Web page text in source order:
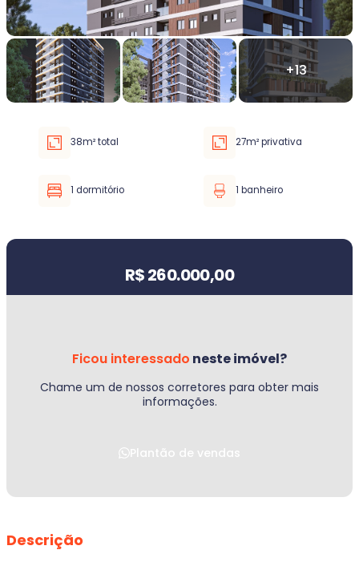
Faixa de valor
30.000,00até5.000.000,00 ou +
38m² total 27m² privativa
1 dormitório 1 banheiro
R$ 260.000,00
Ficou interessado neste imóvel?
Chame um de nossos corretores para obter mais
informações.
Plantão de vendas
Descrição